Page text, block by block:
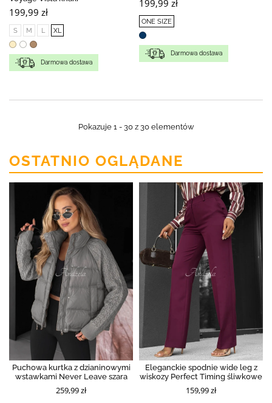
199,99 zł
S M L XL
Darmowa dostawa
199,99 zł
ONE SIZE
Darmowa dostawa
Pokazuje 1 - 30 z 30 elementów
OSTATNIO OGLĄDANE
Puchowa kurtka z dzianinowymi
wstawkami Never Leave szara
259,99 zł
Eleganckie spodnie wide leg z
wiskozy Perfect Timing śliwkowe
159,99 zł